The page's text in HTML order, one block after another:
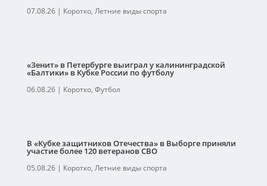
07.08.26| Коротко, Летние виды спорта
«Зенит» в Петербурге выиграл у калининградской
«Балтики» в Кубке России по футболу
06.08.26| Коротко, Футбол
В «Кубке защитников Отечества» в Выборге приняли
участие более 120 ветеранов СВО
05.08.26| Коротко, Летние виды спорта